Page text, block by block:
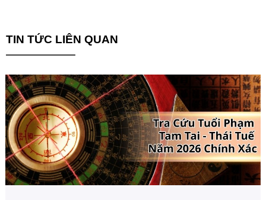
TIN TỨC LIÊN QUAN